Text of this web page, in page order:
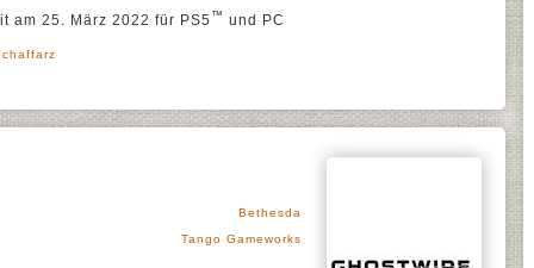
am 25. März 2022 für PS5 ™ und PC
Bethesda
Tango Gameworks